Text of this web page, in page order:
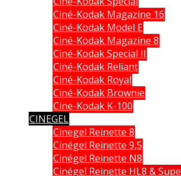
Ciné-Kodak Magazine 16
Ciné-Kodak Model E
Ciné-Kodak Magazine 8
Ciné-Kodak Special II
Ciné-Kodak Reliant
Ciné-Kodak Royal
Ciné-Kodak Brownie
Cine-Kodak K-100
CINEGEL
Cinegel Reinette 8
Cinégel Reinette 9,5
Cinégel Reinette N8
Cinégel Reinette HL8 &